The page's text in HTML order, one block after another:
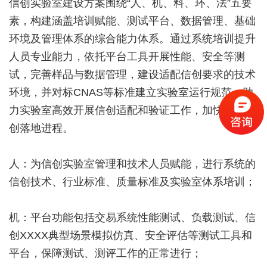
信创实验室建设方案围绕“人、机、料、环、法”五要
素，构建涵盖培训赋能、测试平台、数据管理、基础
环境及管理体系的综合能力体系。通过系统培训提升
人员专业能力，依托平台工具开展性能、安全等测
试，完善样品与数据管理，建设适配信创要求的技术
环境，并对标CNAS等标准建立实验室运行规范，助
力实验室高效开展信创适配和验证工作，加快行业信
创落地进程。
人：为信创实验室管理和技术人员赋能，进行系统的
信创技术、行业标准、质量标准及实验室体系培训；
机：平台功能包括交易系统性能测试、负载测试、信
创XXXX典型场景模拟仿真、安全评估等测试工具和
平台，保障测试、测评工作的正常进行；